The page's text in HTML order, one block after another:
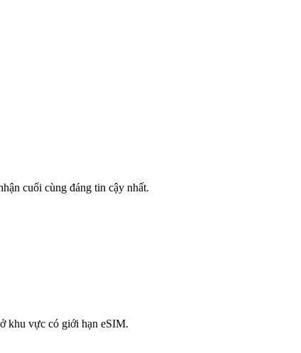
cuối cùng đáng tin cậy nhất.
khu vực có giới hạn eSIM.